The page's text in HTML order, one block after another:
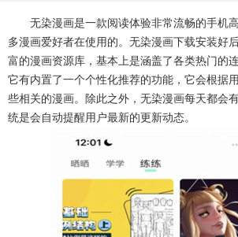
97款应用
无染漫画是一款阅读体验非常流畅的手机
多漫画爱好者在使用的。无染漫画下载安装好
富的漫画资源库，基本上是涵盖了各类热门的
它有内置了一个个性化推荐的功能，它会根据
些相关的漫画。除此之外，无染漫画每天都会
统是会自动提醒用户最新的更新动态。